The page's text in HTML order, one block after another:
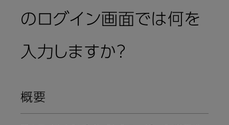
のログイン画面では何を
入力しますか？
概要